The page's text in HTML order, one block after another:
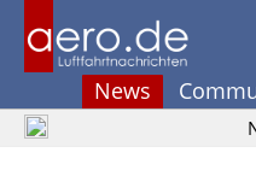
News